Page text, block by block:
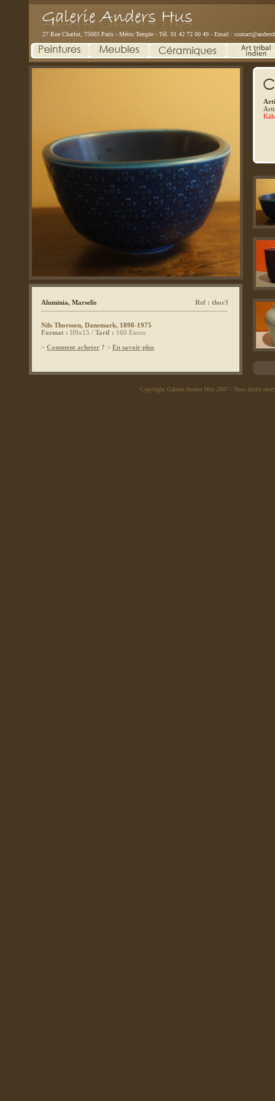
27 Rue Charlot, 75003 Paris - Métro Temple - Tél. 01 42 72 00 49 - Email :
Aluminia, Marselis Ref : thor3
Nils Thorsson, Danemark, 1898-1975
Format : H9x15 / Tarif : 160 Euros
> Comment acheter ? > En savoir plus
Copyright Galerie Anders Hus 2007- Tous droits